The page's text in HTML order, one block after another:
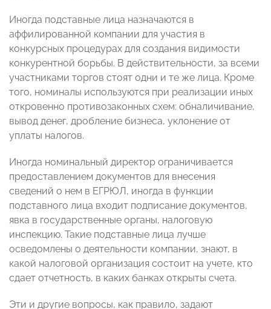
Иногда подставные лица назначаются в
аффилированной компании для участия в
конкурсных процедурах для создания видимости
конкурентной борьбы. В действительности, за всеми
участниками торгов стоят одни и те же лица. Кроме
того, номиналы используются при реализации иных
откровенно противозаконных схем: обналичивание,
вывод денег, дробление бизнеса, уклонение от
уплаты налогов.
Иногда номинальный директор ограничивается
предоставлением документов для внесения
сведений о нем в ЕГРЮЛ, иногда в функции
подставного лица входит подписание документов,
явка в государственные органы, налоговую
инспекцию. Такие подставные лица лучше
осведомлены о деятельности компании, знают, в
какой налоговой организация состоит на учете, кто
сдает отчетность, в каких банках открыты счета.
Эти и другие вопросы, как правило, задают